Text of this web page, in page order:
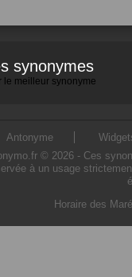
synonymes
le meilleur synonyme
Antonyme
© 2026 - Ces
à un usage
Horaire des